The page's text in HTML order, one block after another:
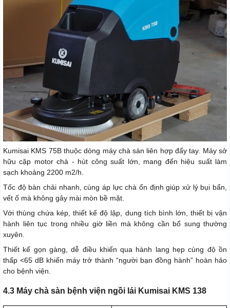
Kumisai KMS 75B thuộc dòng máy chà sàn liên hợp đẩy tay. Máy sở
hữu cặp motor chà - hút công suất lớn, mang đến hiệu suất làm
sạch khoảng 2200 m2/h.
Tốc độ bàn chải nhanh, cùng áp lực chà ổn định giúp xử lý bụi bẩn,
vết ố mà không gây mài mòn bề mặt.
Với thùng chứa kép, thiết kế độ lập, dung tích bình lớn, thiết bị vận
hành liên tục trong nhiều giờ liền mà không cần bổ sung thường
xuyên.
Thiết kế gọn gàng, dễ điều khiển qua hành lang hẹp cùng độ ồn
thấp <65 dB khiến máy trở thành “người bạn đồng hành” hoàn hảo
cho bệnh viện.
4.3 Máy chà sàn bệnh viện ngồi lái Kumisai KMS 138